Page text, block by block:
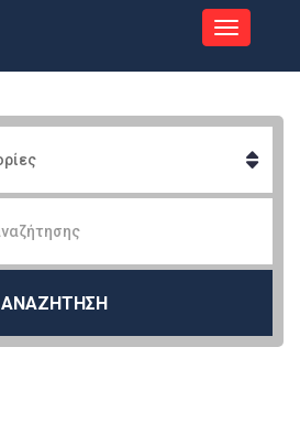
ΑΝΑΖΗΤΗΣΗ